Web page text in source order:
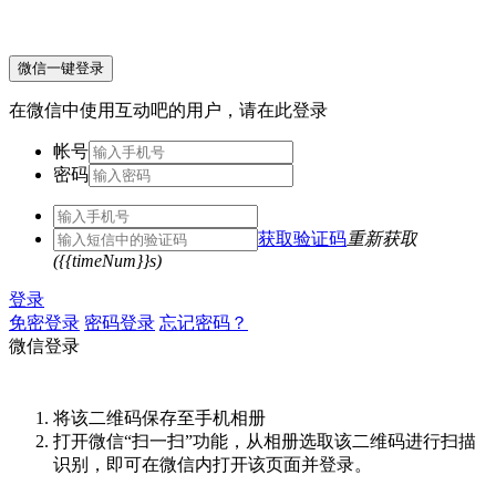
微信一键登录
在微信中使用互动吧的用户，请在此登录
帐号
密码
获取验证码重新获取
({{timeNum}}s)
登录
免密登录 密码登录 忘记密码？
微信登录
将该二维码保存至手机相册
打开微信“扫一扫”功能，从相册选取该二维码进行扫描
识别，即可在微信内打开该页面并登录。